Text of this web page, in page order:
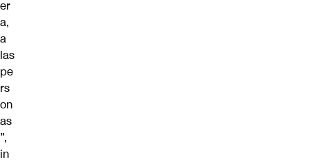
er
a,
a
las
pe
rs
on
as
”,
in